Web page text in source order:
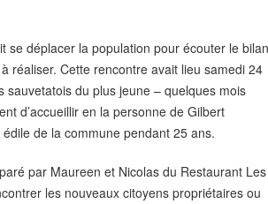
déplacer la population pour écouter le bilan
réaliser. Cette rencontre avait lieu samedi 24
du plus jeune – quelques mois
d’accueillir en la personne de Gilbert
de la commune pendant 25 ans.
par Maureen et Nicolas du Restaurant Les
les nouveaux citoyens propriétaires ou